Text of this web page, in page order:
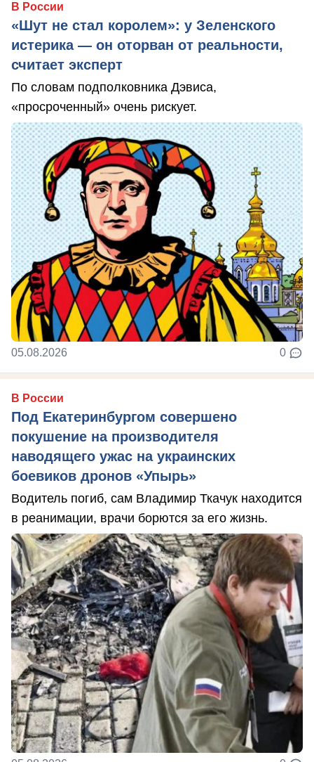
В России
«Шут не стал королем»: у Зеленского
истерика — он оторван от реальности,
считает эксперт
По словам подполковника Дэвиса,
«просроченный» очень рискует.
05.08.2026 0
В России
Под Екатеринбургом совершено
покушение на производителя
наводящего ужас на украинских
боевиков дронов «Упырь»
Водитель погиб, сам Владимир Ткачук находится
в реанимации, врачи борются за его жизнь.